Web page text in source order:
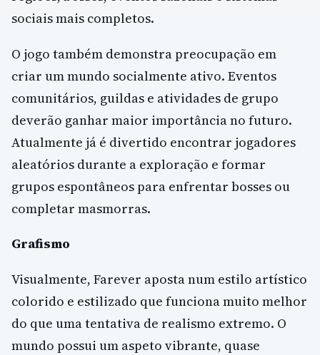
sociais mais completos.
O jogo também demonstra preocupação em
criar um mundo socialmente ativo. Eventos
comunitários, guildas e atividades de grupo
deverão ganhar maior importância no futuro.
Atualmente já é divertido encontrar jogadores
aleatórios durante a exploração e formar
grupos espontâneos para enfrentar bosses ou
completar masmorras.
Grafismo
Visualmente, Farever aposta num estilo artístico
colorido e estilizado que funciona muito melhor
do que uma tentativa de realismo extremo. O
mundo possui um aspeto vibrante, quase